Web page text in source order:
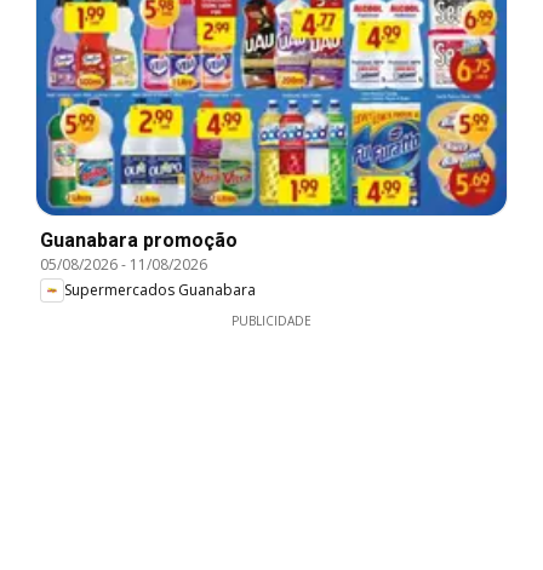
Guanabara promoção
05/08/2026- 11/08/2026
Supermercados Guanabara
PUBLICIDADE